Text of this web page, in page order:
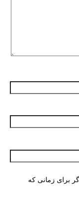
برای زمانی که